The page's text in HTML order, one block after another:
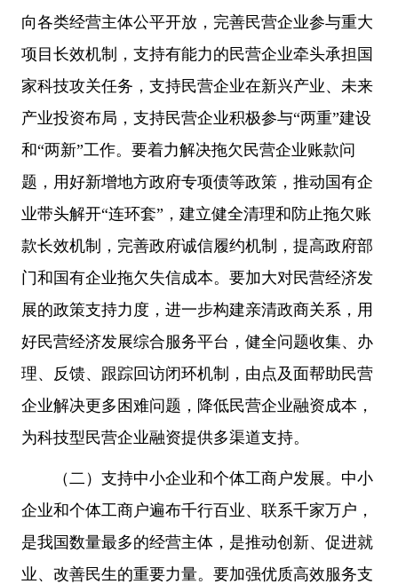
向各类经营主体公平开放，完善民营企业参与重大
项目长效机制，支持有能力的民营企业牵头承担国
家科技攻关任务，支持民营企业在新兴产业、未来
产业投资布局，支持民营企业积极参与“两重”建设
和“两新”工作。要着力解决拖欠民营企业账款问
题，用好新增地方政府专项债等政策，推动国有企
业带头解开“连环套”，建立健全清理和防止拖欠账
款长效机制，完善政府诚信履约机制，提高政府部
门和国有企业拖欠失信成本。要加大对民营经济发
展的政策支持力度，进一步构建亲清政商关系，用
好民营经济发展综合服务平台，健全问题收集、办
理、反馈、跟踪回访闭环机制，由点及面帮助民营
企业解决更多困难问题，降低民营企业融资成本，
为科技型民营企业融资提供多渠道支持。
（二）支持中小企业和个体工商户发展。中小
企业和个体工商户遍布千行百业、联系千家万户，
是我国数量最多的经营主体，是推动创新、促进就
业、改善民生的重要力量。要加强优质高效服务支